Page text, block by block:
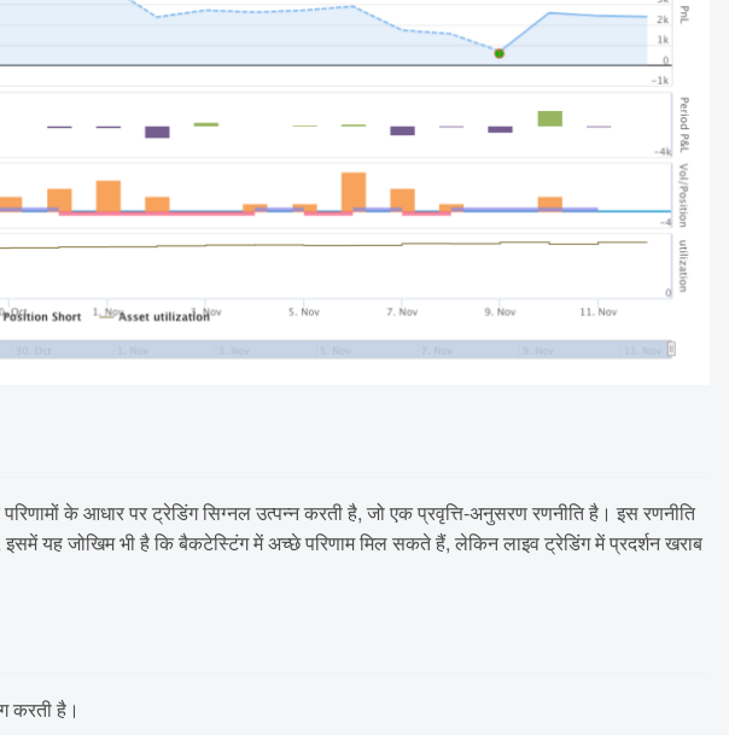
के आधार पर ट्रेडिंग सिग्नल उत्पन्न करती है, जो एक प्रवृत्ति-अनुसरण रणनीति है। इस रणनीति
यह जोखिम भी है कि बैकटेस्टिंग में अच्छे परिणाम मिल सकते हैं, लेकिन लाइव ट्रेडिंग में प्रदर्शन खराब
करती है।